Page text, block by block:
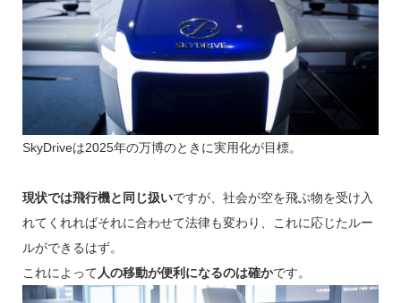
SkyDriveは2025年の万博のときに実用化が目標。
現状では飛行機と同じ扱いですが、社会が空を飛ぶ物を受け入
れてくれればそれに合わせて法律も変わり、これに応じたルー
ルができるはず。
これによって人の移動が便利になるのは確かです。